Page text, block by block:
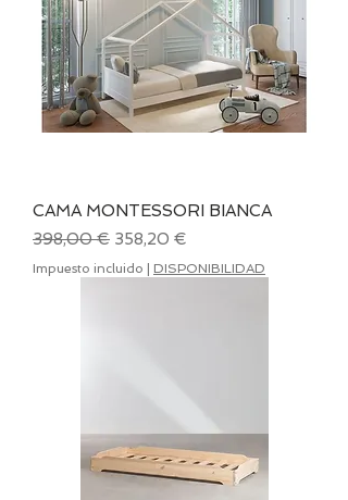
CAMA MONTESSORI BIANCA
Precio
398,00 € Precio de oferta
358,20 €
Impuesto incluido DISPONIBILIDAD